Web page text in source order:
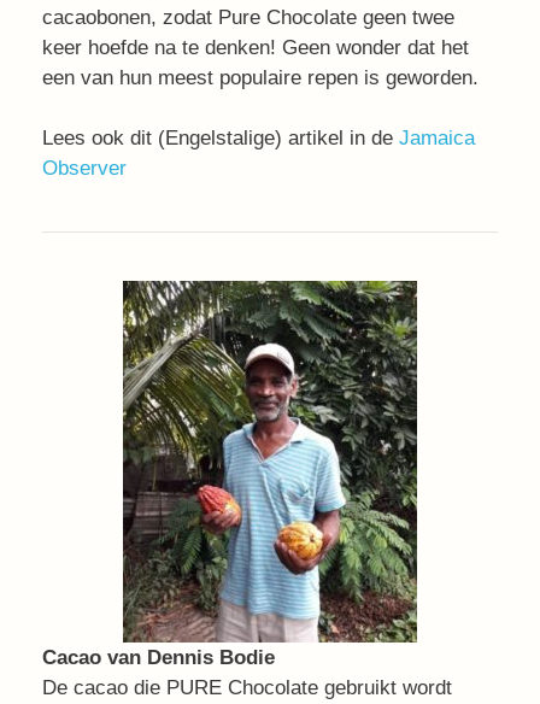
cacaobonen, zodat Pure Chocolate geen twee
keer hoefde na te denken! Geen wonder dat het
een van hun meest populaire repen is geworden.
Lees ook dit (Engelstalige) artikel in de Jamaica
Observer
Cacao van Dennis Bodie
De cacao die PURE Chocolate gebruikt wordt